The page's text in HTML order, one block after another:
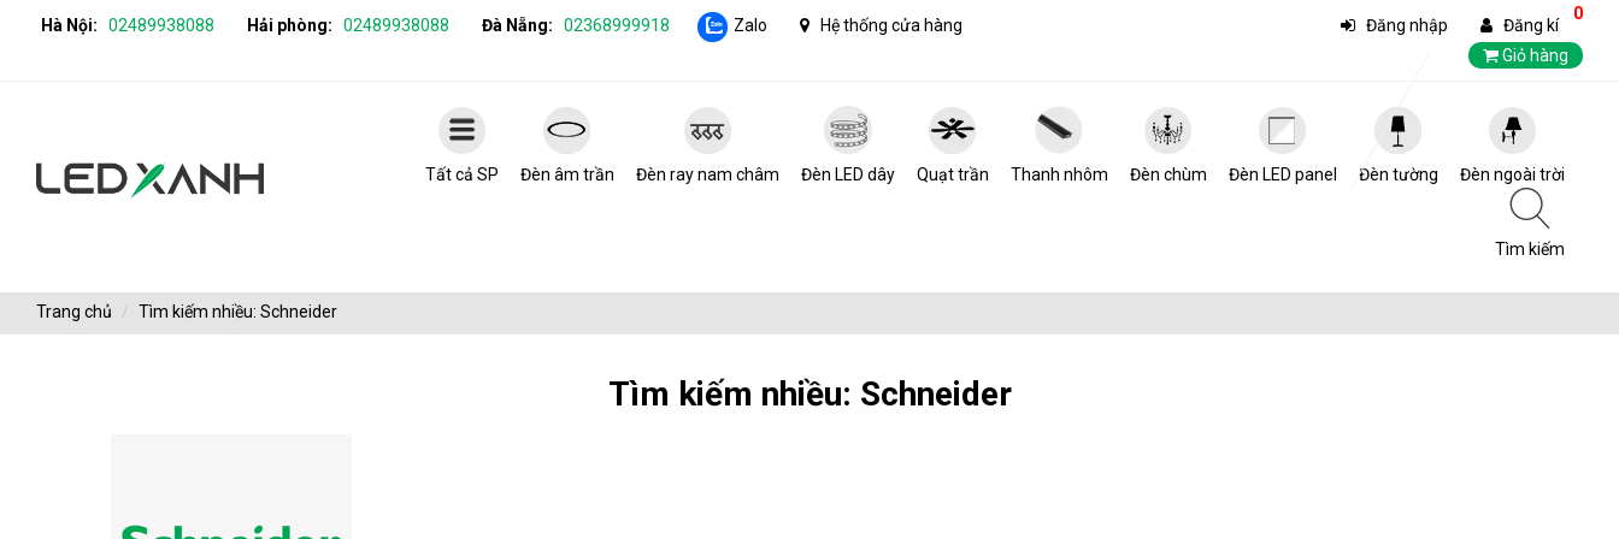
Hà Nội: 02489938088 Hải phòng: 02489938088 Đà Nẵng: 02368999918 Zalo Hệ thống cửa hàng Đăng nhập
Đăng kí
Giỏ hàng
0
Tất cả SP Đèn âm trần Đèn ray nam châm Đèn LED dây Quạt trần Thanh nhôm Đèn chùm Đèn LED panel Đèn tường Đèn ngoài trời
Tìm kiếm
Trang chủ Tìm kiếm nhiều: Schneider
Tìm kiếm nhiều: Schneider